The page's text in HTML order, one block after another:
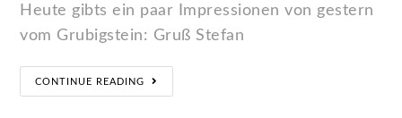
Heute gibts ein paar Impressionen von gestern
vom Grubigstein: Gruß Stefan
CONTINUE READING